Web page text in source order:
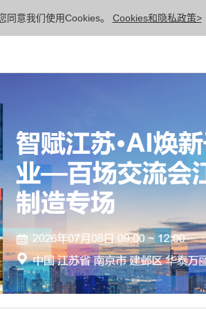
同意我们使用Cookies。 Cookies和隐私政策>